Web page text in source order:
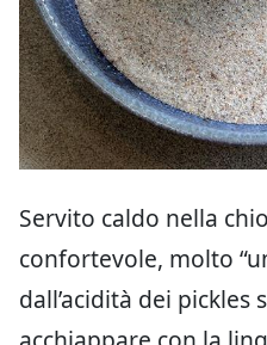
Servito caldo nella
confortevole, molto
dall’acidità dei pickles